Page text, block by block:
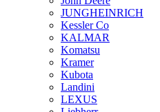
JUNGHEINRICH
Kessler Co
KALMAR
Komatsu
Kramer
Kubota
Landini
LEXUS